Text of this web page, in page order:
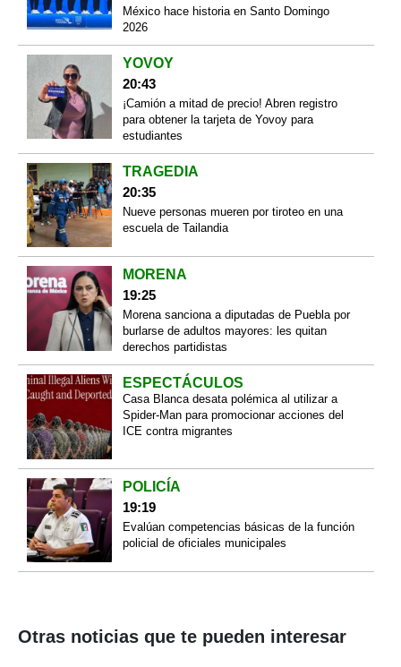
México hace historia en Santo Domingo
2026
YOVOY
20:43
¡Camión a mitad de precio! Abren registro
para obtener la tarjeta de Yovoy para
estudiantes
TRAGEDIA
20:35
Nueve personas mueren por tiroteo en una
escuela de Tailandia
MORENA
19:25
Morena sanciona a diputadas de Puebla por
burlarse de adultos mayores: les quitan
derechos partidistas
ESPECTÁCULOS
Casa Blanca desata polémica al utilizar a
Spider-Man para promocionar acciones del
ICE contra migrantes
POLICÍA
19:19
Evalúan competencias básicas de la función
policial de oficiales municipales
Otras noticias que te pueden interesar